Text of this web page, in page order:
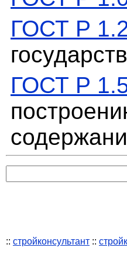
ГОСТ Р
ГОСТ Р
:: стройконсультант ::